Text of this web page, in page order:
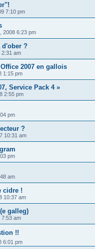
7:10 pm
2008 6:23 pm
d'ober ?
2:31 am
2007 en gallois
1:15 pm
Service Pack 4 »
2:55 pm
pm
?
10:31 am
pm
am
cidre !
10:37 am
galleg)
7:53 am
!!
6:01 pm